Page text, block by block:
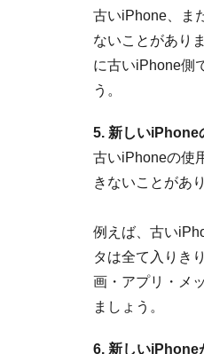
古いiPhone、ま
ないことがあり
に古いiPhone側
う。
5. 新しいiPhone
古いiPhoneの使
きないことがあ
例えば、古い
タは全て入りき
画・アプリ・メ
ましょう。
6. 新しいiPhone